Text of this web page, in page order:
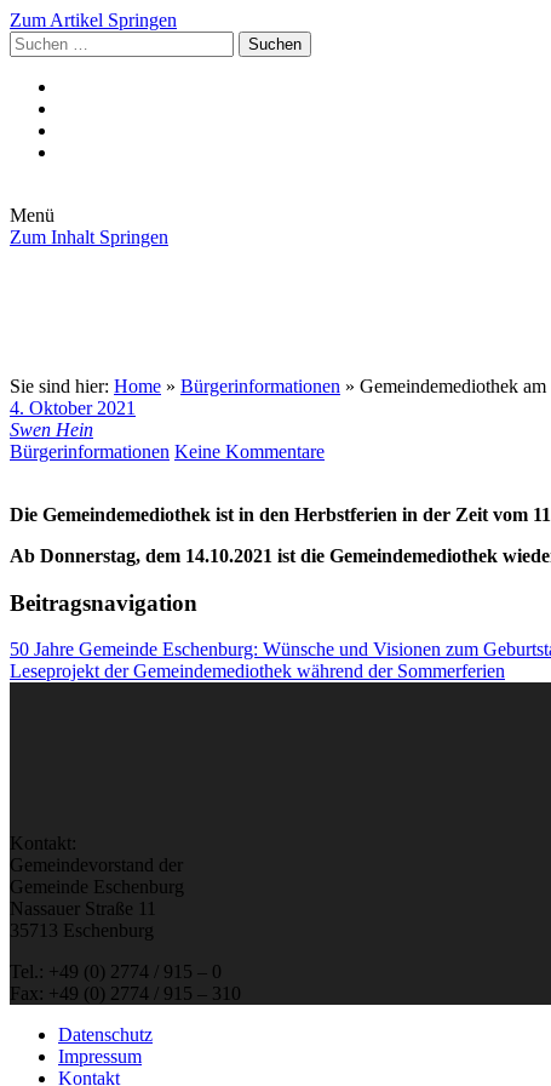
Zum Artikel Springen
Suchen
nach:
Menü
Zum Inhalt Springen
Sie sind hier: Home » Bürgerinformationen » Gemeindemediothek
4. Oktober 2021
Swen Hein
Bürgerinformationen Keine Kommentare
Die Gemeindemediothek ist in den Herbstferien in der Zeit vom
Ab Donnerstag, dem 14.10.2021 ist die Gemeindemediothek
Beitragsnavigation
50 Jahre Gemeinde Eschenburg: Wünsche und Visionen zum
Leseprojekt der Gemeindemediothek während der Sommerferien
Kontakt:
Gemeindevorstand der
Gemeinde Eschenburg
Nassauer Straße 11
35713 Eschenburg
Tel.: +49 (0) 2774 / 915 – 0
Fax: +49 (0) 2774 / 915 – 310
Datenschutz
Impressum
Kontakt